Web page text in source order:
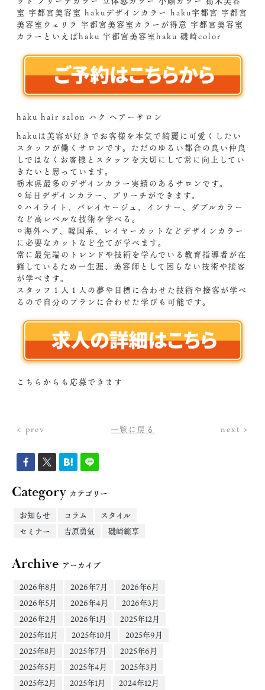
室 宇都宮美容室 hakuデザインカラー haku宇都宮 宇都宮
美容室ウェリラ 宇都宮美容室カラーが得意 宇都宮美容室
カラーといえばhaku 宇都宮美容室haku 磯崎color
haku hair salon ハク ヘアーサロン
hakuは美容が好きでお客様を本気で綺麗に可愛くしたい
スタッフが働くサロンです。ただのゆるい都合の良い仲良
しではなくお客様とスタッフを大切にして常に向上してい
きたいと思っています。
栃木県最多のデザインカラー実績のあるサロンです。
⚪︎毎日デザインカラー、ブリーチができます。
⚪︎ハイライト、バレイヤージュ、インナー、ダブルカラー
など高レベルな技術を学べる。
⚪︎海外ヘア、韓国系、レイヤーカットなどデザインカラー
に必要なカットなど全てが学べます。
常に最先端のトレンドや技術を学んでいる教育指導者が在
籍しているため一生涯、美容師として困らない技術や接客
が学べます。
スタッフ１人１人の夢や目標に合わせた技術や接客が学べ
るので自分のプランに合わせた学びも可能です。
こちらからも応募できます
< prev 一覧に戻る next >
Categoryカテゴリー
お知らせ
コラム
スタイル
セミナー
吉原勇気 磯崎範享
Archive アーカイブ
2026年8月
2026年7月
2026年6月
2026年5月
2026年4月
2026年3月
2026年2月
2026年1月
2025年12月
2025年11月
2025年10月
2025年9月
2025年8月
2025年7月
2025年6月
2025年5月
2025年4月
2025年3月
2025年2月
2025年1月
2024年12月